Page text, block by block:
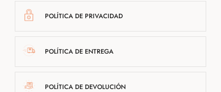
POLÍTICA DE PRIVACIDAD
POLÍTICA DE ENTREGA
POLÍTICA DE DEVOLUCIÓN